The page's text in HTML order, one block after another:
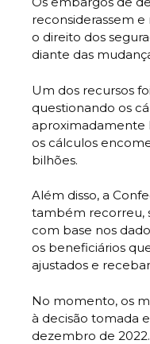
reconsiderassem
o direito dos
diante das
Um dos recursos
questionando os
aproximadamente
os cálculos
bilhões.
Além disso, a
também recorreu,
com base nos
os beneficiários
ajustados e
No momento, os
à decisão tomada
dezembro de